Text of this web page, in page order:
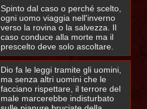
Spinto dal caso o perché scelto,
ogni uomo viaggia nell'inverno
verso la rovina o la salvezza. Il
caso conduce alla morte ma il
prescelto deve solo ascoltare.
Dio fa le leggi tramite gli uomini,
ma senza altri uomini che le
facciano rispettare, il terrore del
male marcerebbe indisturbato